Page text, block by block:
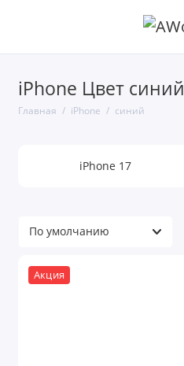
iPhone Цвет синий
Главная iPhone синий
iPhone 17
Акция